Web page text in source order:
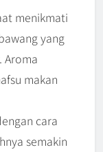
menikmati
yang
Aroma
makan
cara
semakin